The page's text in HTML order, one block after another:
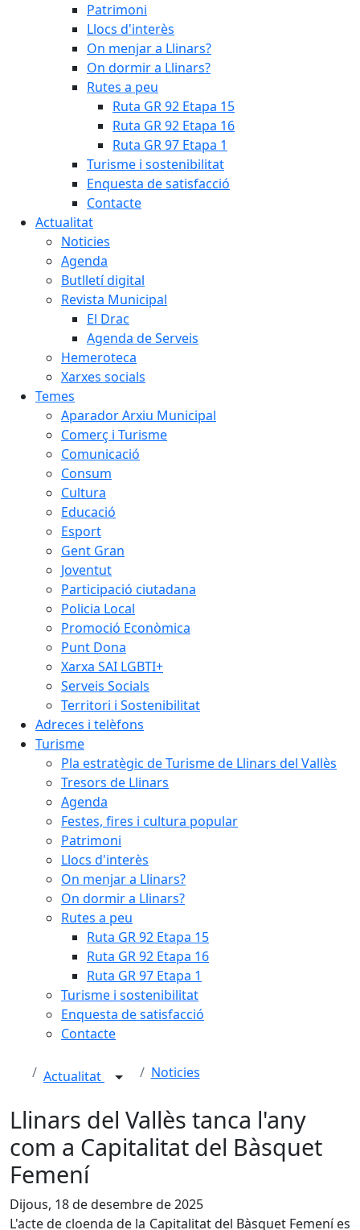
Patrimoni
Llocs d'interès
On menjar a Llinars?
On dormir a Llinars?
Rutes a peu
Ruta GR 92 Etapa 15
Ruta GR 92 Etapa 16
Ruta GR 97 Etapa 1
Turisme i sostenibilitat
Enquesta de satisfacció
Contacte
Actualitat
Noticies
Agenda
Butlletí digital
Revista Municipal
El Drac
Agenda de Serveis
Hemeroteca
Xarxes socials
Temes
Aparador Arxiu Municipal
Comerç i Turisme
Comunicació
Consum
Cultura
Educació
Esport
Gent Gran
Joventut
Participació ciutadana
Policia Local
Promoció Econòmica
Punt Dona
Xarxa SAI LGBTI+
Serveis Socials
Territori i Sostenibilitat
Adreces i telèfons
Turisme
Pla estratègic de Turisme de Llinars del Vallès
Tresors de Llinars
Agenda
Festes, fires i cultura popular
Patrimoni
Llocs d'interès
On menjar a Llinars?
On dormir a Llinars?
Rutes a peu
Ruta GR 92 Etapa 15
Ruta GR 92 Etapa 16
Ruta GR 97 Etapa 1
Turisme i sostenibilitat
Enquesta de satisfacció
Contacte
Actualitat Noticies
Llinars del Vallès tanca l'any
com a Capitalitat del Bàsquet
Femení
Dijous, 18 de desembre de 2025
L'acte de cloenda de la Capitalitat del Bàsquet Femení es